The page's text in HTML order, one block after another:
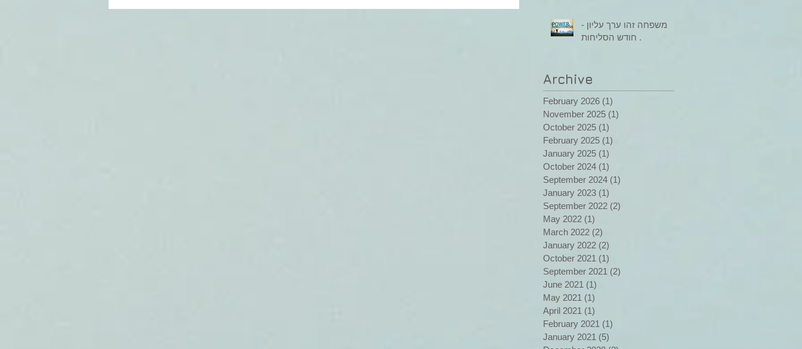
משפחה זהו ערך עליון -
חודש הסליחות .
Archive
February 2026 (1)
November 2025 (1)
October 2025 (1)
February 2025 (1)
January 2025 (1)
October 2024 (1)
September 2024 (1)
January 2023 (1)
September 2022 (2)
May 2022 (1)
March 2022 (2)
January 2022 (2)
October 2021 (1)
September 2021 (2)
June 2021 (1)
May 2021 (1)
April 2021 (1)
February 2021 (1)
January 2021 (5)